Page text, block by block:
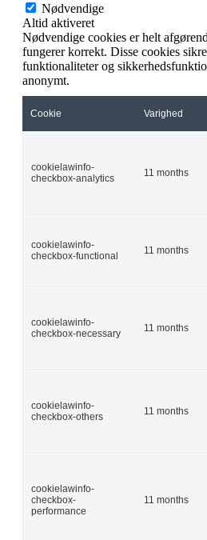
Nødvendige
Altid aktiveret
Nødvendige cookies er helt
fungerer korrekt. Disse cookies
funktionaliteter og
anonymt.
Cookie Varighed
cookielawinfo-
checkbox-analytics
11 months
cookielawinfo-
checkbox-functional
11 months
cookielawinfo-
checkbox-necessary
11 months
cookielawinfo-
checkbox-others
11 months
cookielawinfo-
checkbox-
performance
11 months